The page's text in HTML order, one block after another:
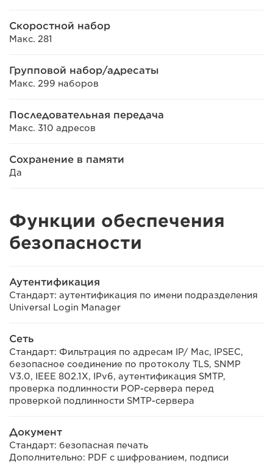
Скоростной набор
Макс. 281
Групповой набор/адресаты
Макс. 299 наборов
Последовательная передача
Макс. 310 адресов
Сохранение в памяти
Да
Функции обеспечения
безопасности
Аутентификация
Стандарт: аутентификация по имени подразделения
Universal Login Manager
Сеть
Стандарт: Фильтрация по адресам IP/ Mac, IPSEC,
безопасное соединение по протоколу TLS, SNMP
V3.0, IEEE 802.1X, IPv6, аутентификация SMTP,
проверка подлинности POP-сервера перед
проверкой подлинности SMTP-сервера
Документ
Стандарт: безопасная печать
Дополнительно: PDF с шифрованием, подписи